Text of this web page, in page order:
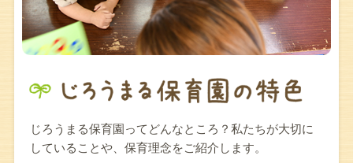
じろうまる保育園ってどんなところ？私たちが大切に
していることや、保育理念をご紹介します。